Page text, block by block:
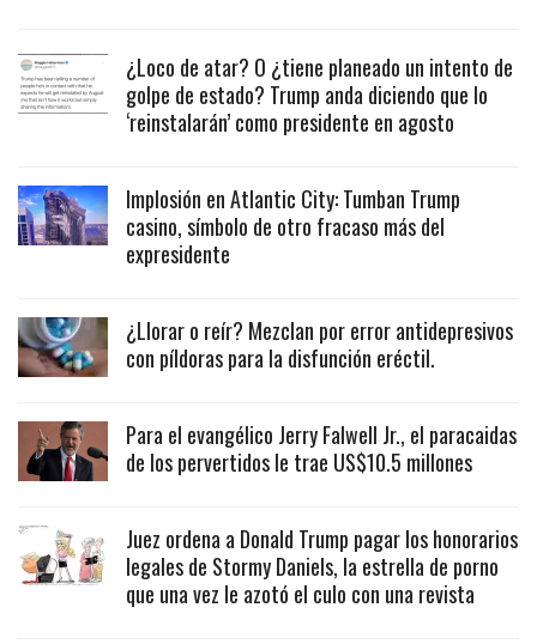
¿Loco de atar? O ¿tiene planeado un intento de
golpe de estado? Trump anda diciendo que lo
‘reinstalarán’ como presidente en agosto
Implosión en Atlantic City: Tumban Trump
casino, símbolo de otro fracaso más del
expresidente
¿Llorar o reír? Mezclan por error antidepresivos
con píldoras para la disfunción eréctil.
Para el evangélico Jerry Falwell Jr., el paracaidas
de los pervertidos le trae US$10.5 millones
Juez ordena a Donald Trump pagar los honorarios
legales de Stormy Daniels, la estrella de porno
que una vez le azotó el culo con una revista